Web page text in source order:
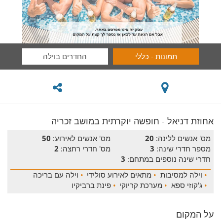
תמונות - כללי החדרים בוילה
אחוזת דניאל - חופשה יוקרתית במושב זכריה
מס' אנשים ללינה: 20 מס' אנשים לאירוע: 50
מספר חדרי שינה: 3 מס' חדרי רחצה: 2
חדרי שינה נוספים במתחם: 3
• וילה למסיבות • מתאים לאירוע סולידי • וילה עם בריכה
• ג'קוזי ספא • מערכת קריוקי • פינת ברביקיו
על המקום